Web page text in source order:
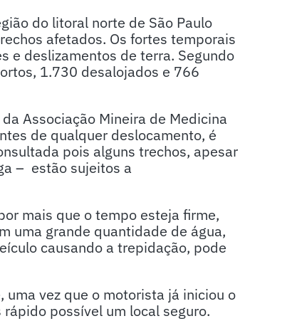
do litoral norte de São Paulo
afetados. Os fortes temporais
e deslizamentos de terra. Segundo
1.730 desalojados e 766
Associação Mineira de Medicina
de qualquer deslocamento, é
pois alguns trechos, apesar
– estão sujeitos a
mais que o tempo esteja firme,
uma grande quantidade de água,
causando a trepidação, pode
vez que o motorista já iniciou o
possível um local seguro.